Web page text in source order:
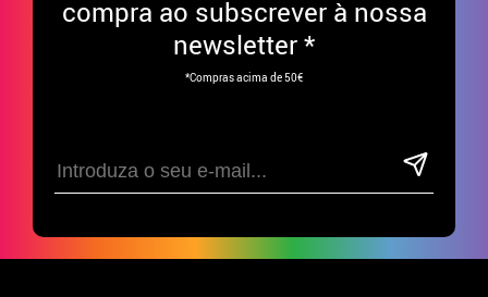
compra ao subscrever à nossa
newsletter *
*Compras acima de 50€